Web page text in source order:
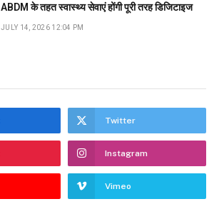
ABDM के तहत स्वास्थ्य सेवाएं होंगी पूरी तरह डिजिटाइज
JULY 14, 2026 12:04 PM
Twitter
Instagram
Vimeo